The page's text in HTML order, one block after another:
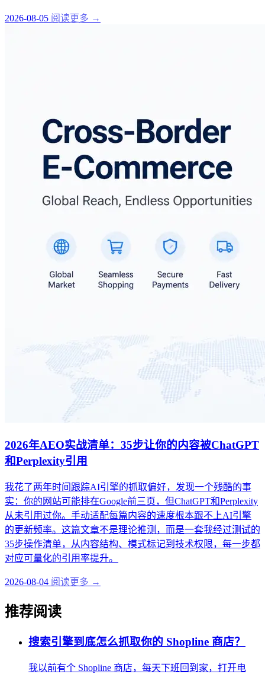
2026-08-05 阅读更多 →
2026年AEO实战清单：35步让你的内容被ChatGPT
和Perplexity引用
我花了两年时间跟踪AI引擎的抓取偏好，发现一个残酷的事
实：你的网站可能排在Google前三页，但ChatGPT和Perplexity
从未引用过你。手动适配每篇内容的速度根本跟不上AI引擎
的更新频率。这篇文章不是理论推测，而是一套我经过测试的
35步操作清单，从内容结构、模式标记到技术权限，每一步都
对应可量化的引用率提升。
2026-08-04 阅读更多 →
推荐阅读
搜索引擎到底怎么抓取你的 Shopline 商店？
我以前有个 Shopline 商店，每天下班回到家，打开电